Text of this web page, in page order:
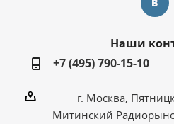
Информация о гарантии
Страна производитель
с
Наши
+7 (495) 790-15-10
г. Москва,
Митинский